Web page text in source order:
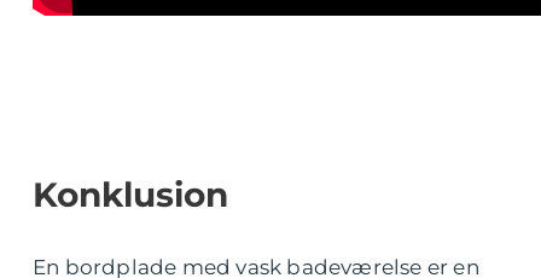
Konklusion
En bordplade med vask badeværelse er en